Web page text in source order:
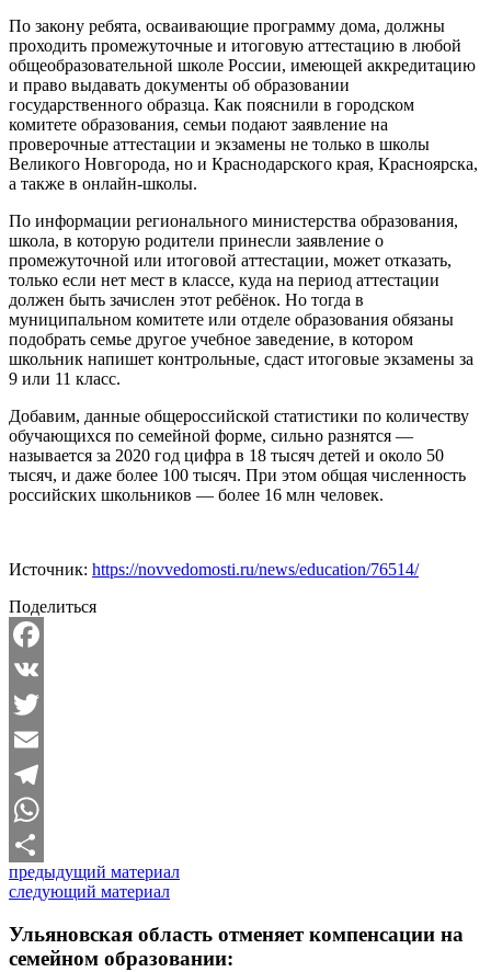
По закону ребята, осваивающие программу дома, должны
проходить промежуточные и итоговую аттестацию в любой
общеобразовательной школе России, имеющей аккредитацию
и право выдавать документы об образовании
государственного образца. Как пояснили в городском
комитете образования, семьи подают заявление на
проверочные аттестации и экзамены не только в школы
Великого Новгорода, но и Краснодарского края, Красноярска,
а также в онлайн-школы.
По информации регионального министерства образования,
школа, в которую родители принесли заявление о
промежуточной или итоговой аттестации, может отказать,
только если нет мест в классе, куда на период аттестации
должен быть зачислен этот ребёнок. Но тогда в
муниципальном комитете или отделе образования обязаны
подобрать семье другое учебное заведение, в котором
школьник напишет контрольные, сдаст итоговые экзамены за
9 или 11 класс.
Добавим, данные общероссийской статистики по количеству
обучающихся по семейной форме, сильно разнятся —
называется за 2020 год цифра в 18 тысяч детей и около 50
тысяч, и даже более 100 тысяч. При этом общая численность
российских школьников — более 16 млн человек.
Источник: https://novvedomosti.ru/news/education/76514/
Поделиться
Facebook
VK
Twitter
Email
Telegram
WhatsApp
Отправить
предыдущий материал
следующий материал
Ульяновская область отменяет компенсации на
семейном образовании: